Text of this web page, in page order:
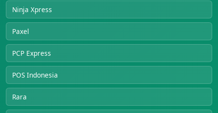
Ninja Xpress
Paxel
PCP Express
POS Indonesia
Rara